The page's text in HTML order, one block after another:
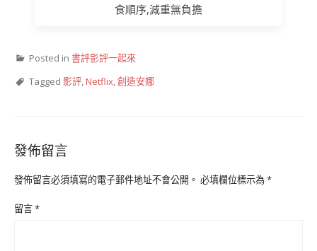
食順序,減重無負擔
Posted in 書評影評一起來
Tagged 影評,Netflix,創造安娜
發佈留言
發佈留言必須填寫的電子郵件地址不會公開。 必填欄位標示為*
留言*